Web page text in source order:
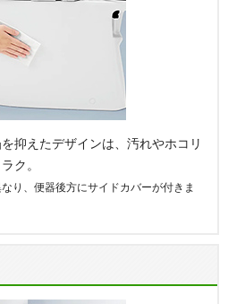
抑えたデザインは、汚れやホコリ
ク。
り、便器後方にサイドカバーが付きま